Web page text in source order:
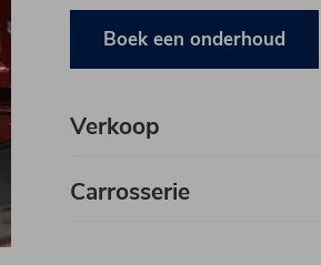
Boek een onderhoud
Verkoop
Carrosserie